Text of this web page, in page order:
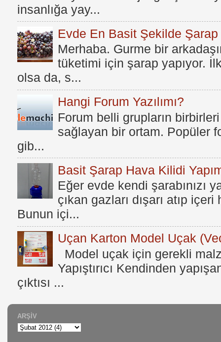
insanlığa yay...
Evde En Basit Şekilde Şarap
Merhaba. Gurme bir
tüketimi için şarap yapıyor.
olsa da, s...
Hangi Forum Yazılımı?
Forum belli grupların
sağlayan bir ortam. Popüler
gib...
Basit Şarap Hava Kilidi
Eğer evde kendi şarabınızı
çıkan gazları dışarı atıp
Bunun içi...
Uçan Karton Model Uçak
Model uçak için gerekli
Yapıştırıcı Kendinden
çıktısı ...
ARŞIV